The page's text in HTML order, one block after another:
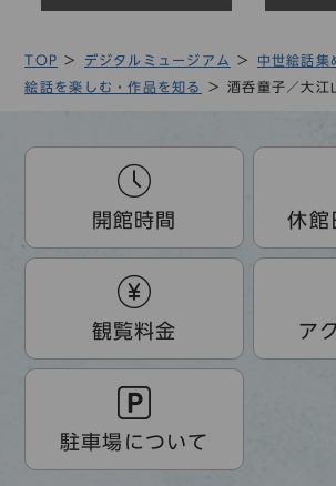
れた橙色の題箋が貼られています。
者 北尾政美」や書肆として「須原屋
屋東四郎」が名を連ねています。
は「大日本国郡全図」と「書肆 尾州
丁目 永楽屋東四郎／江戸日本橋通
出店」の広告が印刷されています。ま
紙裏には、貸本屋のものと思われる蔵
杦□屋□吉／杦之町」が一カ所ずつ押
来歴が示唆されます。
また版心には「大江山 □（丁数）
の漢数字が当てられています。開版当
本ではなく全１１丁により合綴された
企画されていたのかもしれません。入
には同じ板木による墨摺の版本で、上
わせた「大江山」（縦２１．０㎝×横
TOP デジタルミュージアム
中世絵話集
絵話を楽しむ・作品を知る
酒呑童子／大江
開館時間 休館
観覧料金 ア
駐車場について